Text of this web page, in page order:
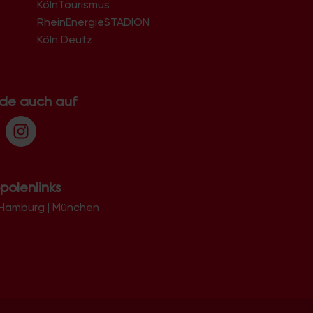
51069
51103
51107
51147
KölnTourismus
RheinEnergieSTADION
Köln Deutz
auch auf
| München